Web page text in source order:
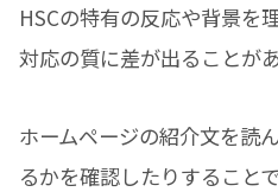
HSCの特有の反応や背景を
対応の質に差が出ることがあ
ホームページの紹介文を読
るかを確認したりすること